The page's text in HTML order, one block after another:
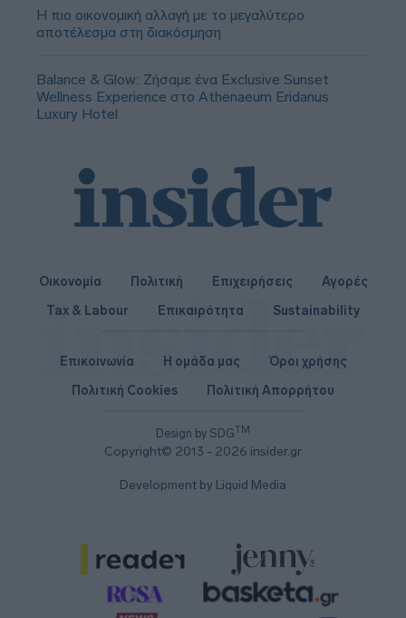
Η πιο οικονομική αλλαγή με το μεγαλύτερο
αποτέλεσμα στη διακόσμηση
Balance & Glow: Ζήσαμε ένα Exclusive Sunset
Wellness Experience στο Athenaeum Eridanus
Luxury Hotel
Οικονομία Πολιτική Επιχειρήσεις
Αγορές
Tax & Labour
Επικαιρότητα Sustainability
Design by SDGTM
Copyright© 2013 - 2026 insider.gr
Επικοινωνία Η ομάδα μας
Όροι χρήσης
Πολιτική Cookies
Πολιτική Απορρήτου
Development by Liquid Media